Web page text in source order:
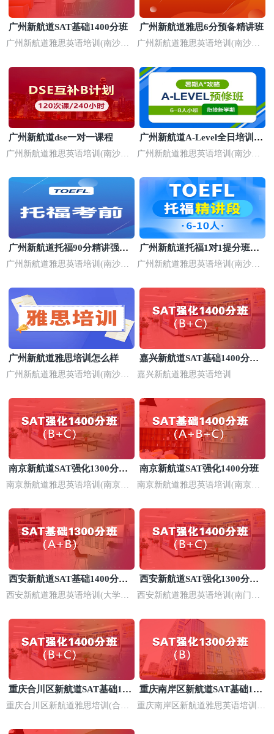
广州新航道SAT基础1400分班
广州新航道雅思英语培训(南沙校
广州新航道雅思6分预备精讲班
广州新航道雅思英语培训(南沙校
广州新航道dse一对一课程
广州新航道雅思英语培训(南沙校
广州新航道A-Level全日培训机
构
广州新航道雅思英语培训(南沙校
广州新航道托福90分精讲强化
班
广州新航道雅思英语培训(南沙校
广州新航道托福1对1提分班价
目表
广州新航道雅思英语培训(南沙校
广州新航道雅思培训怎么样
广州新航道雅思英语培训(南沙校
嘉兴新航道SAT基础1400分培
训班
嘉兴新航道雅思英语培训
南京新航道SAT强化1300分培
训
南京新航道雅思英语培训(南京浦
南京新航道SAT强化1400分班
南京新航道雅思英语培训(南京河
西安新航道SAT基础1400分培
训班
西安新航道雅思英语培训(大学城
西安新航道SAT强化1300分培
训
西安新航道雅思英语培训(南门校
重庆合川区新航道SAT基础140
0分培训
重庆合川区新航道雅思培训(合川
重庆南岸区新航道SAT基础140
0分班
重庆南岸区新航道雅思英语培训